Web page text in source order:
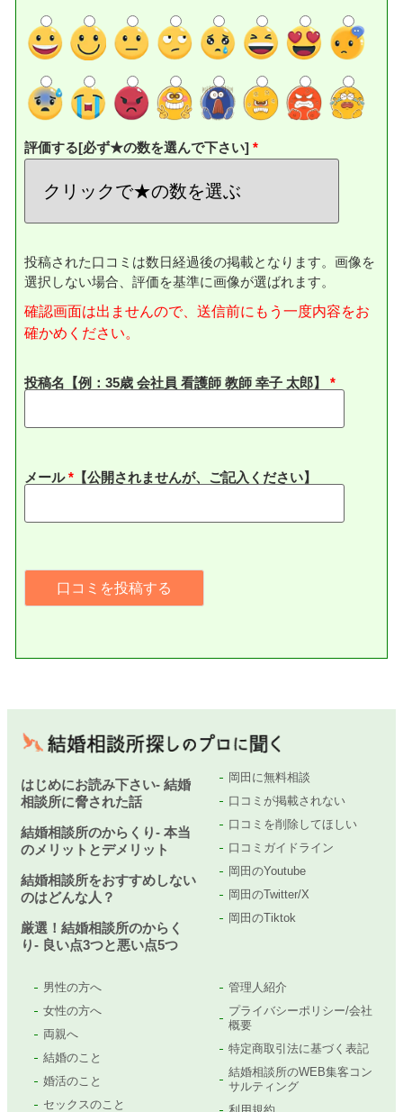
評価する[必ず★の数を選んで下さい]
投稿された口コミは数日経過後の掲載となります。画像を
選択しない場合、評価を基準に画像が選ばれます。
確認画面は出ませんので、送信前にもう一度内容をお
確かめください。
投稿名【例：35歳 会社員 看護師 教師 幸子 太郎】
メール* 【公開されませんが、ご記入ください】
はじめにお読み下さい- 結婚
相談所に脅された話
結婚相談所のからくり- 本当
のメリットとデメリット
結婚相談所をおすすめしない
のはどんな人？
厳選！結婚相談所のからく
り- 良い点3つと悪い点5つ
岡田に無料相談
口コミが掲載されない
口コミを削除してほしい
口コミガイドライン
岡田のYoutube
岡田のTwitter/X
岡田のTiktok
男性の方へ
女性の方へ
両親へ
結婚のこと
婚活のこと
セックスのこと
管理人紹介
プライバシーポリシー/会社
概要
特定商取引法に基づく表記
結婚相談所のWEB集客コン
サルティング